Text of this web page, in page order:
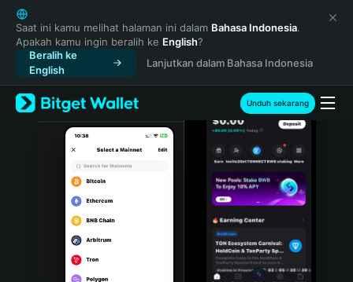
English
日本語
Tiếng Việt
Русский
Español (Latinoamérica)
Türkçe
Italiano
Português (Portugal)
Bahasa Indonesia
Saat ini kamu melihat halaman ini dalam Bahasa Indonesia.
Apakah kamu ingin beralih ke English?
Beralih ke
English
Lanjutkan dalam Bahasa Indonesia
Unduh sekarang